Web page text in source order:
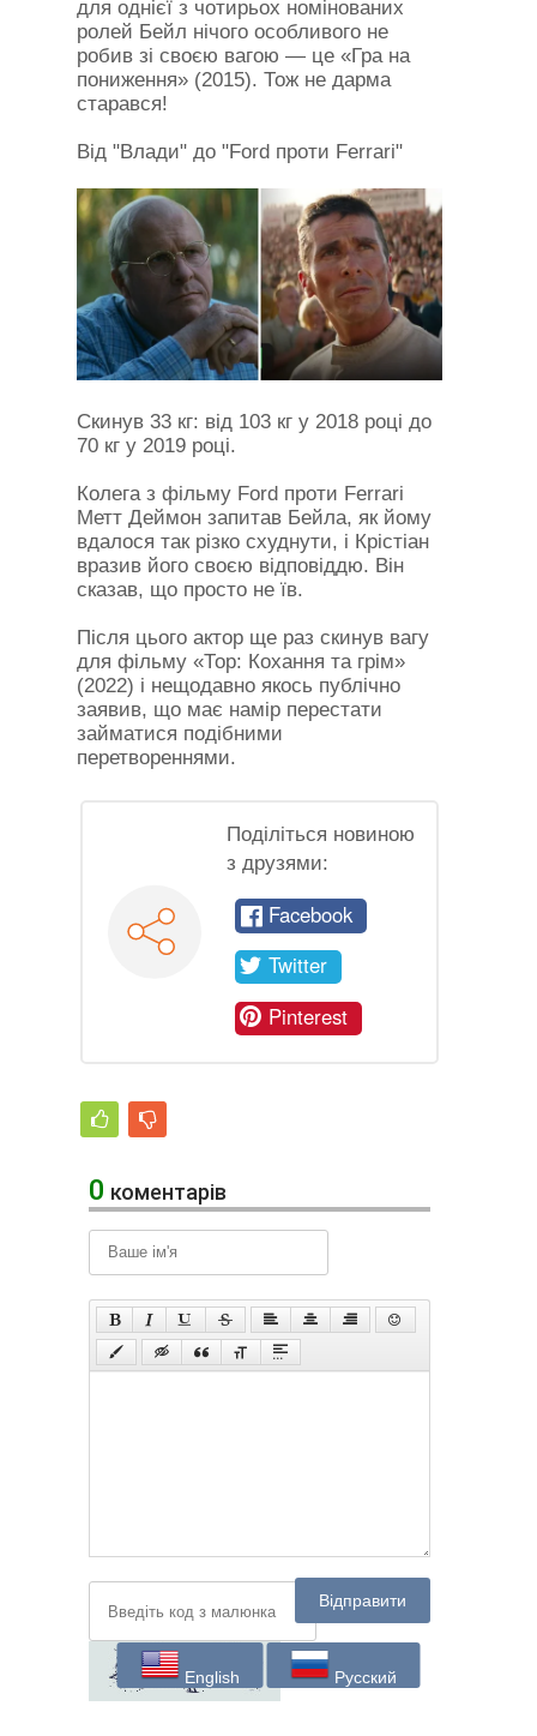
для однієї з чотирьох номінованих
ролей Бейл нічого особливого не
робив зі своєю вагою — це «Гра на
пониження» (2015). Тож не дарма
старався!
Від "Влади" до "Ford проти Ferrari"
Скинув 33 кг: від 103 кг у 2018 році до
70 кг у 2019 році.
Колега з фільму Ford проти Ferrari
Метт Деймон запитав Бейла, як йому
вдалося так різко схуднути, і Крістіан
вразив його своєю відповіддю. Він
сказав, що просто не їв.
Після цього актор ще раз скинув вагу
для фільму «Тор: Кохання та грім»
(2022) і нещодавно якось публічно
заявив, що має намір перестати
займатися подібними
перетвореннями.
Поділіться новиною
з друзями:
Facebook
Twitter
Pinterest
0 коментарів
Відправити
English Русский